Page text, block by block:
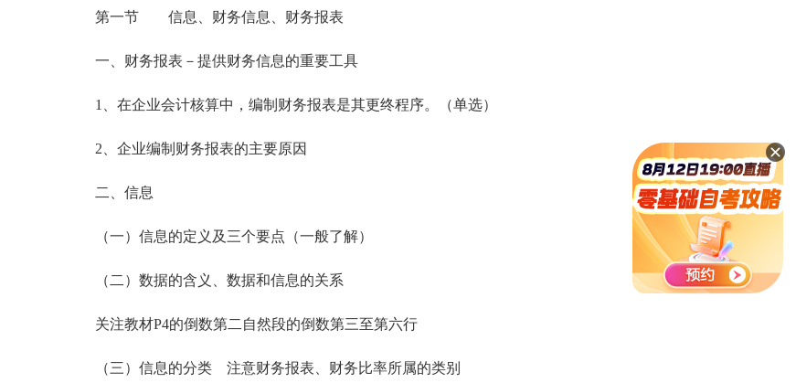
第一节 信息、财务信息、财务报表
一、财务报表－提供财务信息的重要工具
1、在企业会计核算中，编制财务报表是其更终程序。（单选）
2、企业编制财务报表的主要原因
二、信息
（一）信息的定义及三个要点（一般了解）
（二）数据的含义、数据和信息的关系
关注教材P4的倒数第二自然段的倒数第三至第六行
（三）信息的分类 注意财务报表、财务比率所属的类别